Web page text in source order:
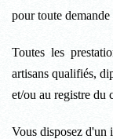
pour toute
Toutes les
artisans qualifiés,
et/ou au registre du
Vous disposez d'un